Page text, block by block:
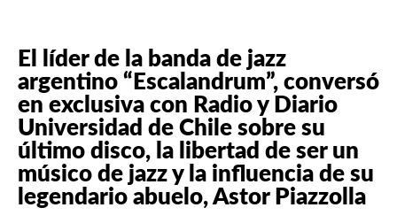
El líder de la banda de jazz
argentino “Escalandrum”, conversó
en exclusiva con Radio y Diario
Universidad de Chile sobre su
último disco, la libertad de ser un
músico de jazz y la influencia de su
legendario abuelo, Astor Piazzolla